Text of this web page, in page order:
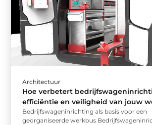
Architectuur
Hoe verbetert
efficiëntie en veiligheid van jouw
Bedrijfswageninrichting als basis voor een
georganiseerde werkbus